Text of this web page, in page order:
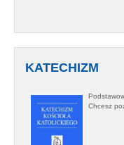
KATECHIZM
Chcesz